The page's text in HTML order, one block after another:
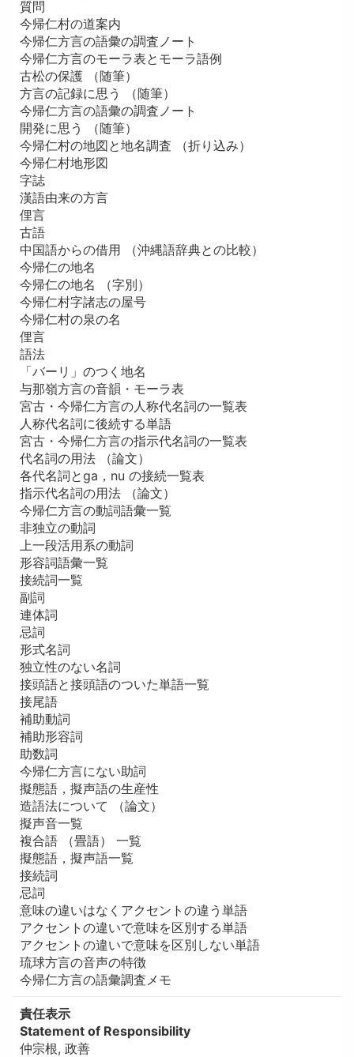
質問
今帰仁村の道案内
今帰仁方言の語彙の調査ノート
今帰仁方言のモーラ表とモーラ語例
古松の保護 （随筆）
方言の記録に思う （随筆）
今帰仁方言の語彙の調査ノート
開発に思う （随筆）
今帰仁村の地図と地名調査 （折り込み）
今帰仁村地形図
字誌
漢語由来の方言
俚言
古語
中国語からの借用 （沖縄語辞典との比較）
今帰仁の地名
今帰仁の地名 （字別）
今帰仁村字諸志の屋号
今帰仁村の泉の名
俚言
語法
「バーリ」のつく地名
与那嶺方言の音韻・モーラ表
宮古・今帰仁方言の人称代名詞の一覧表
人称代名詞に後続する単語
宮古・今帰仁方言の指示代名詞の一覧表
代名詞の用法 （論文）
各代名詞とga，nu の接続一覧表
指示代名詞の用法 （論文）
今帰仁方言の動詞語彙一覧
非独立の動詞
上一段活用系の動詞
形容詞語彙一覧
接続詞一覧
副詞
連体詞
忌詞
形式名詞
独立性のない名詞
接頭語と接頭語のついた単語一覧
接尾語
補助動詞
補助形容詞
助数詞
今帰仁方言にない助詞
擬態語，擬声語の生産性
造語法について （論文）
擬声音一覧
複合語 （畳語） 一覧
擬態語，擬声語一覧
接続詞
忌詞
意味の違いはなくアクセントの違う単語
アクセントの違いで意味を区別する単語
アクセントの違いで意味を区別しない単語
琉球方言の音声の特徴
今帰仁方言の語彙調査メモ
責任表示
Statement of Responsibility
仲宗根, 政善